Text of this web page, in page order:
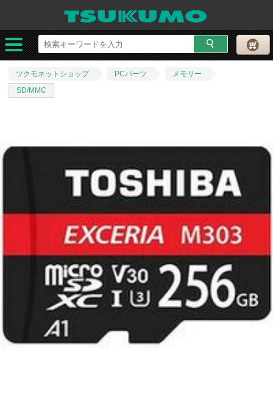
ツクモネットショップ PCパーツ
メモリー
SD/MMC